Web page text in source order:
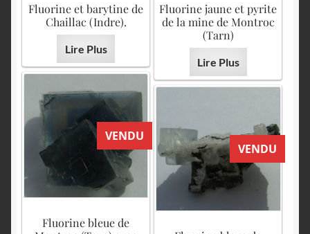
Fluorine et barytine de
Chaillac (Indre).
Lire Plus
Fluorine jaune et pyrite
de la mine de Montroc
(Tarn)
Lire Plus
VENDU
Fluorine bleue de
VENDU